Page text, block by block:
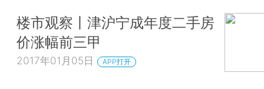
楼市观察丨津沪宁成年度二手房
价涨幅前三甲
2017年01月05日 APP打开